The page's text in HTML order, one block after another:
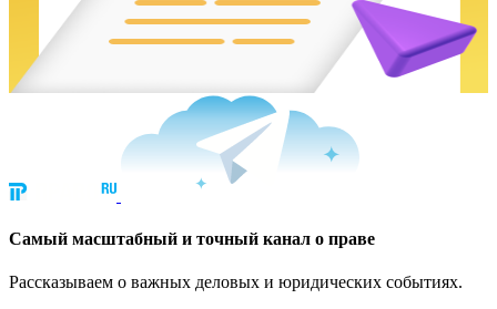
Cамый масштабный и точный канал о праве
Рассказываем о важных деловых и юридических событиях.